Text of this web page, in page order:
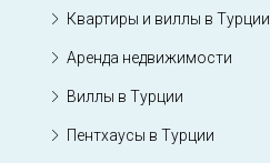
Квартиры и виллы в Турции
Аренда недвижимости
Виллы в Турции
Пентхаусы в Турции